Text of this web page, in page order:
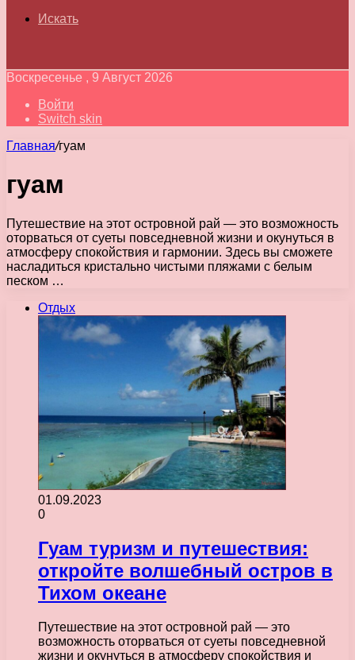
Искать
Воскресенье , 9 Август 2026
Войти
Switch skin
Главная/гуам
гуам
Путешествие на этот островной рай — это возможность
оторваться от суеты повседневной жизни и окунуться в
атмосферу спокойствия и гармонии. Здесь вы сможете
насладиться кристально чистыми пляжами с белым
песком …
Отдых
01.09.2023
0
Гуам туризм и путешествия:
откройте волшебный остров в
Тихом океане
Путешествие на этот островной рай — это
возможность оторваться от суеты повседневной
жизни и окунуться в атмосферу спокойствия и